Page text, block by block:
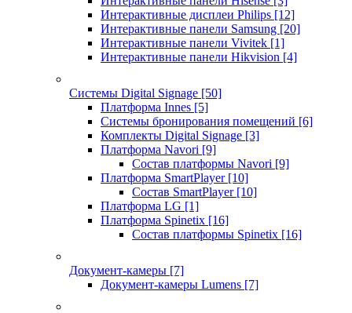
Интерактивные дисплеи Philips [12]
Интерактивные панели Samsung [20]
Интерактивные панели Vivitek [1]
Интерактивные панели Hikvision [4]
Системы Digital Signage [50]
Платформа Innes [5]
Системы бронирования помещений [6]
Комплекты Digital Signage [3]
Платформа Navori [9]
Состав платформы Navori [9]
Платформа SmartPlayer [10]
Состав SmartPlayer [10]
Платформа LG [1]
Платформа Spinetix [16]
Состав платформы Spinetix [16]
Документ-камеры [7]
Документ-камеры Lumens [7]